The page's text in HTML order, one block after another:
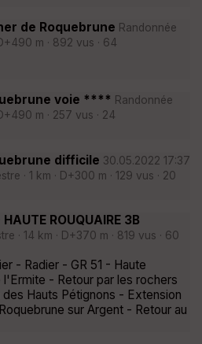
de Roquebrune Randonnée
m · 892 vus · 64
voie **** Randonnée
m · 257 vus · 24
difficile 30.05.2022 17:37
· 1 km · D+300 m · 129 vus · 20
HAUTE ROUQUAIRE 3B
· 14 km · D+370 m · 819 vus · 60
- Radier - GR 51 - Haute
- Retour par les rochers
Hauts Pétignons - Extension
sur Argent - Retour au